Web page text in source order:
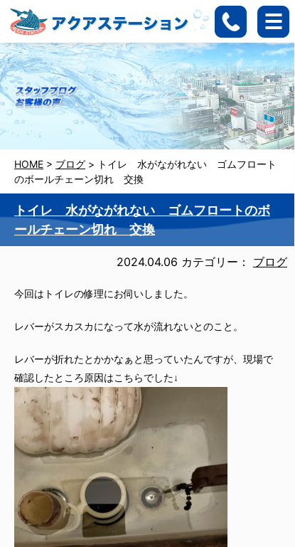
HOME > ブログ > トイレ 水がながれない ゴムフロート
のボールチェーン切れ 交換
トイレ 水がながれない ゴムフロートのボ
ールチェーン切れ 交換
2024.04.06 カテゴリー： ブログ
今回はトイレの修理にお伺いしました。
レバーがスカスカになって水が流れないとのこと。
レバーが折れたとかかなぁと思っていたんですが、現場で
確認したところ原因はこちらでした↓